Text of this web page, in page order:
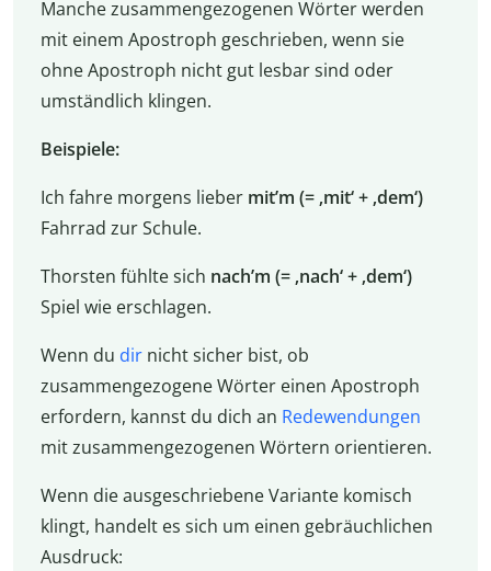
Manche zusammengezogenen Wörter werden
mit einem Apostroph geschrieben, wenn sie
ohne Apostroph nicht gut lesbar sind oder
umständlich klingen.
Beispiele:
Ich fahre morgens lieber mit’m (= ‚mit‘ + ‚dem‘)
Fahrrad zur Schule.
Thorsten fühlte sich nach’m (= ‚nach‘ + ‚dem‘)
Spiel wie erschlagen.
Wenn du dirnicht sicher bist, ob
zusammengezogene Wörter einen Apostroph
erfordern, kannst du dich an Redewendungen
mit zusammengezogenen Wörtern orientieren.
Wenn die ausgeschriebene Variante komisch
klingt, handelt es sich um einen gebräuchlichen
Ausdruck: